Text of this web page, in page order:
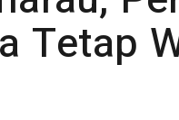
Tetap